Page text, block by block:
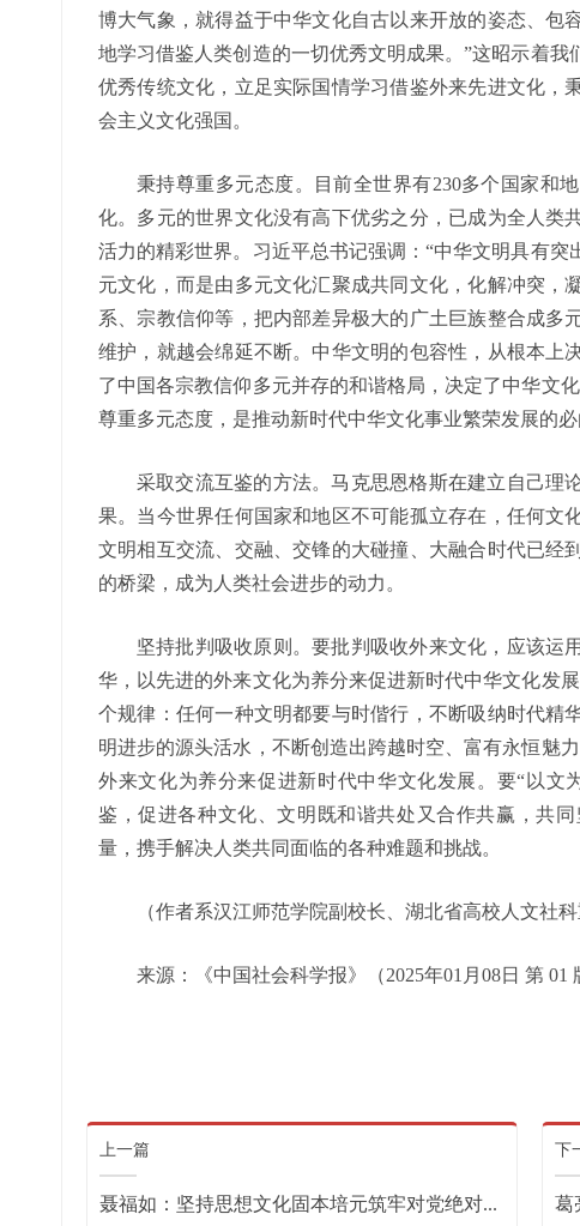
博大气象，就得益于中华文化自古以来开放的姿态、包
地学习借鉴人类创造的一切优秀文明成果。”这昭示着
优秀传统文化，立足实际国情学习借鉴外来先进文化，
会主义文化强国。
秉持尊重多元态度。目前全世界有230多个国家和
化。多元的世界文化没有高下优劣之分，已成为全人类
活力的精彩世界。习近平总书记强调：“中华文明具有
元文化，而是由多元文化汇聚成共同文化，化解冲突，
系、宗教信仰等，把内部差异极大的广土巨族整合成多
维护，就越会绵延不断。中华文明的包容性，从根本上
了中国各宗教信仰多元并存的和谐格局，决定了中华文
尊重多元态度，是推动新时代中华文化事业繁荣发展的必
采取交流互鉴的方法。马克思恩格斯在建立自己理
果。当今世界任何国家和地区不可能孤立存在，任何文
文明相互交流、交融、交锋的大碰撞、大融合时代已经
的桥梁，成为人类社会进步的动力。
坚持批判吸收原则。要批判吸收外来文化，应该运
华，以先进的外来文化为养分来促进新时代中华文化发
个规律：任何一种文明都要与时偕行，不断吸纳时代精
明进步的源头活水，不断创造出跨越时空、富有永恒魅
外来文化为养分来促进新时代中华文化发展。要“以文
鉴，促进各种文化、文明既和谐共处又合作共赢，共
量，携手解决人类共同面临的各种难题和挑战。
（作者系汉江师范学院副校长、湖北省高校人文社
来源：《中国社会科学报》（2025年01月08日 第 01
上一篇
聂福如：坚持思想文化固本培元筑牢对党绝对...
下
葛